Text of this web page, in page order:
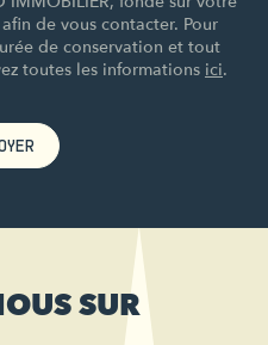
de vous contacter. Pour
de conservation et tout
toutes les informations ici.
SUR